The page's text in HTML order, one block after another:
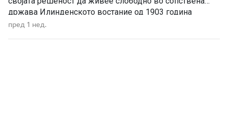
држава Илинденското востание од 1903 година
претставува еден од најсветлите и најзначајните
пред 1 нед.